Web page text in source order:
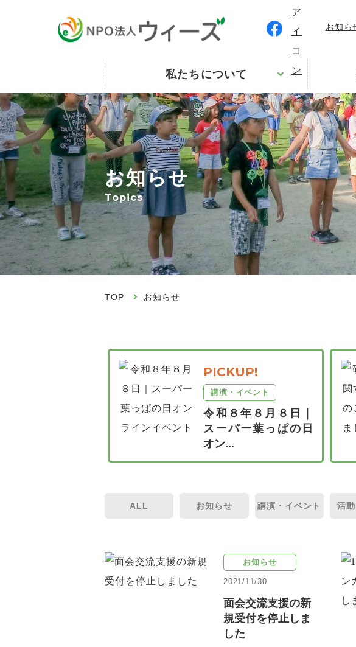
お知ら
私たちについて
お知らせ
Topics
TOP お知らせ
PICKUP!
講演・イベント
令和８年８月８日｜
スーパー葉っぱの日
オン...
ALL お知らせ 講演・ イベント 活動
お知らせ
2021/11/30
面会交流支援の新
規受付を停止しま
した